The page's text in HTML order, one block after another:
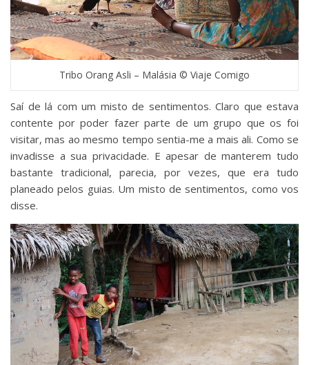
Tribo Orang Asli – Malásia © Viaje Comigo
Saí de lá com um misto de sentimentos. Claro que estava
contente por poder fazer parte de um grupo que os foi
visitar, mas ao mesmo tempo sentia-me a mais ali. Como se
invadisse a sua privacidade. E apesar de manterem tudo
bastante tradicional, parecia, por vezes, que era tudo
planeado pelos guias. Um misto de sentimentos, como vos
disse.